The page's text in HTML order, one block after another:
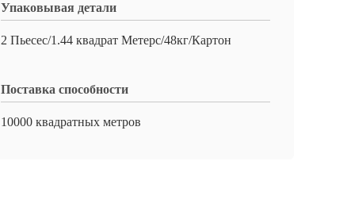
Упаковывая детали
2 Пьесес/1.44 квадрат Метерс/48кг/Картон
Поставка способности
10000 квадратных метров